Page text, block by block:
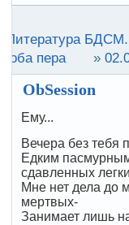
Литература
пера
»
ObSession
Ему...
Вечера без тебя
Едким
сдавленных
Мне нет дела до
мертвых-
Занимает лишь